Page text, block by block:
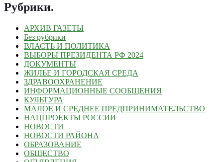
Рубрики.
АРХИВ ГАЗЕТЫ
Без рубрики
ВЛАСТЬ И ПОЛИТИКА
ВЫБОРЫ ПРЕЗИДЕНТА РФ 2024
ДОКУМЕНТЫ
ЖИЛЬЕ И ГОРОДСКАЯ СРЕДА
ЗДРАВООХРАНЕНИЕ
ИНФОРМАЦИОННЫЕ СООБЩЕНИЯ
КУЛЬТУРА
МАЛОЕ И СРЕДНЕЕ ПРЕДПРИНИМАТЕЛЬСТВО
НАЦПРОЕКТЫ РОССИИ
НОВОСТИ
НОВОСТИ РАЙОНА
ОБРАЗОВАНИЕ
ОБЩЕСТВО